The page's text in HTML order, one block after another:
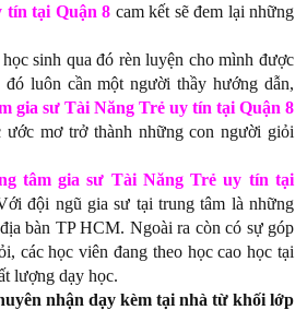
tín tại Quận 8 cam kết sẽ đem lại những
sinh qua đó rèn luyện cho mình được
luôn cần một người thầy hướng dẫn,
gia sư Tài Năng Trẻ uy tín tại Quận 8
mơ trở thành những con người giỏi
tâm gia sư Tài Năng Trẻ uy tín tại
đội ngũ gia sư tại trung tâm là những
bàn TP HCM. Ngoài ra còn có sự góp
các học viên đang theo học cao học tại
lượng dạy học.
nhận dạy kèm tại nhà từ khối lớp